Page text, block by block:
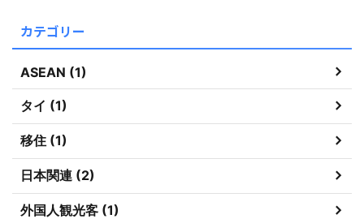
カテゴリー
ASEAN (1)
タイ (1)
移住 (1)
日本関連 (2)
外国人観光客 (1)